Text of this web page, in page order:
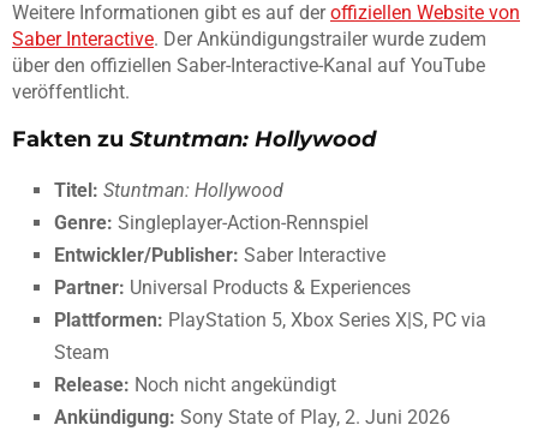
Weitere Informationen gibt es auf deroffiziellen Website von
Saber Interactive. Der Ankündigungstrailer wurde zudem
über den offiziellen Saber-Interactive-Kanal auf YouTube
veröffentlicht.
Fakten zu Stuntman: Hollywood
Titel: Stuntman: Hollywood
Genre: Singleplayer-Action-Rennspiel
Entwickler/Publisher: Saber Interactive
Partner: Universal Products & Experiences
Plattformen: PlayStation 5, Xbox Series X|S, PC via
Steam
Release: Noch nicht angekündigt
Ankündigung: Sony State of Play, 2. Juni 2026